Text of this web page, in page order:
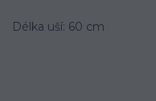
Délka uší: 60 cm